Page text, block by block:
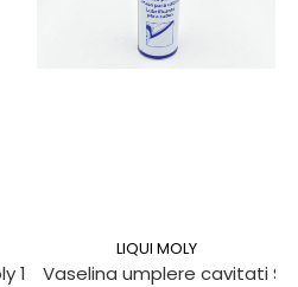
1 litru
LIQUI MOLY
Vaselina umplere cavitati